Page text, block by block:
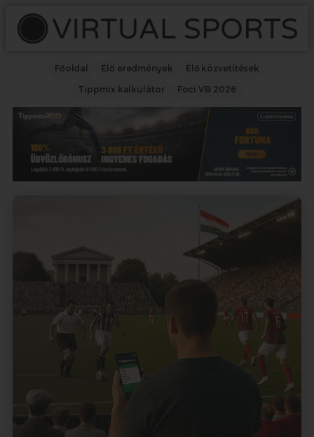
Főoldal Élő eredmények
Élő közvetítések
Tippmix kalkulátor
Foci VB 2026